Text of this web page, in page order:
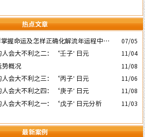
热点文章
握命运及怎样正确化解流年运程中的灾
07/05
人会大不利之二：‘壬子’ 日元 11/04
势概况 11/08
人会大不利之三：‘丙子’ 日元 11/06
人会大不利之四：‘庚子’ 日元 11/08
人会大不利之一：‘戊子’ 日元分析 11/03
最新案例